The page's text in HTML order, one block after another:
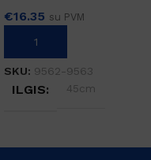
€16.35 su PVM
Į KREPŠELĮ
SKU: 9562-9563
ILGIS 45cm